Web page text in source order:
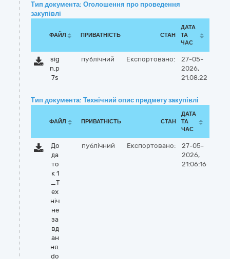
Тип документа: Оголошення про проведення
закупівлі
ФАЙЛ ПРИВАТНІСТЬ СТАН
ДАТА
ТА
ЧАС
sig
n.p
7s
публічний Експортовано:
27-05-
2026,
21:08:22
Тип документа: Технічний опис предмету закупівлі
ФАЙЛ ПРИВАТНІСТЬ СТАН
ДАТА
ТА
ЧАС
До
да
то
к 1
_Т
ех
ніч
не
за
вд
ан
ня.
do
публічний Експортовано:
27-05-
2026,
21:06:16